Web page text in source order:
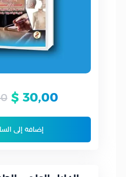
30,00
$
إضافة إلى